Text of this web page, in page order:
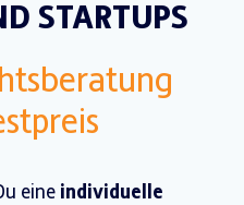
STARTUPS
eine individuelle